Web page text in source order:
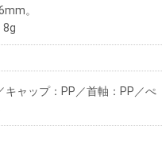
。
8g
キャップ：PP／首軸：PP／ぺ